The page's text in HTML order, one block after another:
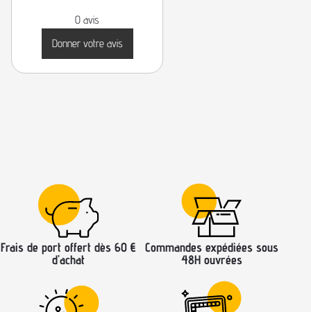
0 avis
Donner votre avis
Frais de port offert dès 60 €
d’achat
Commandes expédiées sous
48H ouvrées